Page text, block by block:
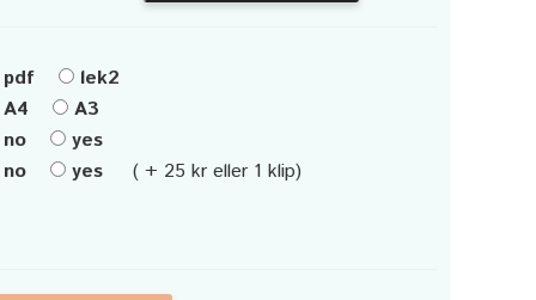
pdf
lek2
A4
A3
no
yes
no
yes ( + 25 kr eller 1 klip)